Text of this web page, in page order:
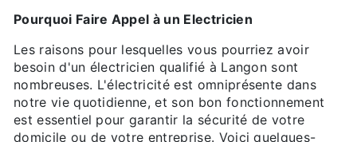
Pourquoi Faire Appel à un Electricien
Les raisons pour lesquelles vous pourriez avoir
besoin d'un électricien qualifié à Langon sont
nombreuses. L'électricité est omniprésente dans
notre vie quotidienne, et son bon fonctionnement
est essentiel pour garantir la sécurité de votre
domicile ou de votre entreprise. Voici quelques-